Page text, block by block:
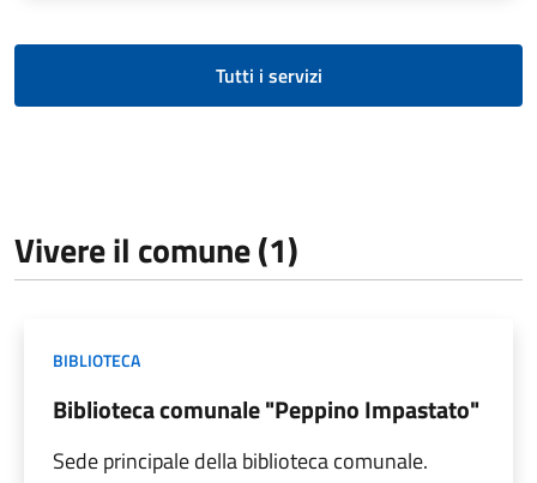
Tutti i servizi
Vivere il comune (1)
BIBLIOTECA
Biblioteca comunale "Peppino Impastato"
Sede principale della biblioteca comunale.